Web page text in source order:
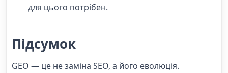
для цього потрібен.
Підсумок
GEO — це не заміна SEO, а його еволюція.